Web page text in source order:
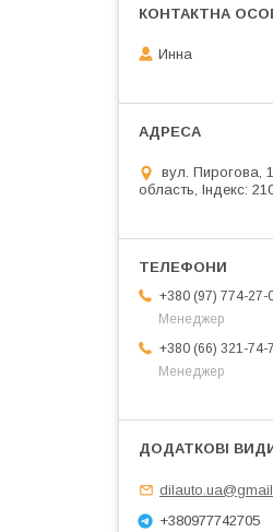
Инна
вул. Пирогова,
область, Індекс:
+380 (97) 774-27-
Менеджер
+380 (66) 321-74-
Менеджер
+380977742705